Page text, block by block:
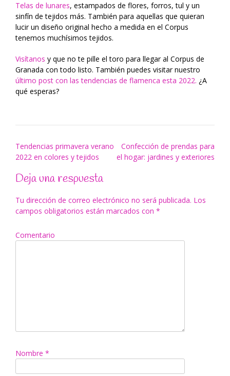
Telas de lunares, estampados de flores, forros, tul y un
sinfín de tejidos más. También para aquellas que quieran
lucir un diseño original hecho a medida en el Corpus
tenemos muchísimos tejidos.
Visítanos y que no te pille el toro para llegar al Corpus de
Granada con todo listo. También puedes visitar nuestro
último post con las tendencias de flamenca esta 2022. ¿A
qué esperas?
Navegación
de
entradas
Tendencias primavera verano
2022 en colores y tejidos
Confección de prendas para
el hogar: jardines y exteriores
Deja una respuesta
Tu dirección de correo electrónico no será publicada. Los
campos obligatorios están marcados con *
Comentario
Nombre *